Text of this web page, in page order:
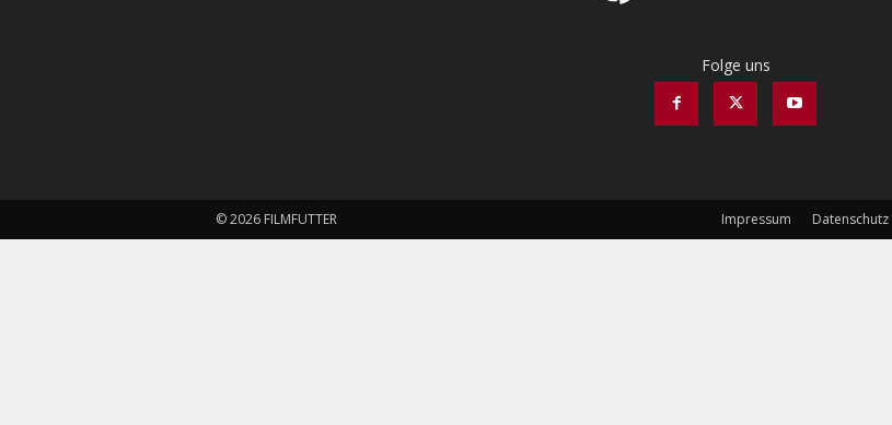
Folge uns
Impressum Datenschutz
© 2026 FILMFUTTER